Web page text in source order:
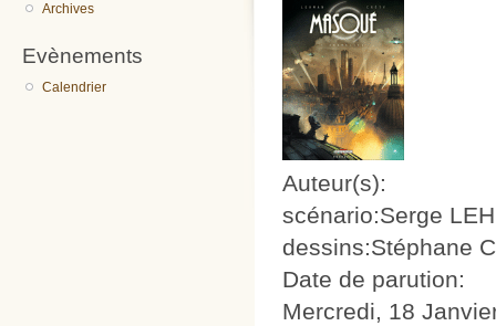
Archives
Evènements
Calendrier
Auteur(s):
scénario:Serge
dessins:Stéphane
Date de parution:
Mercredi, 18